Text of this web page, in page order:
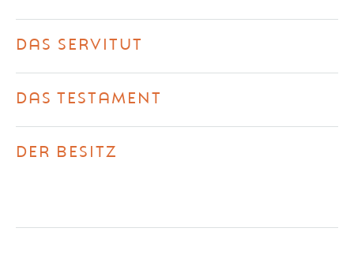
DAS SERVITUT
DAS TESTAMENT
DER BESITZ